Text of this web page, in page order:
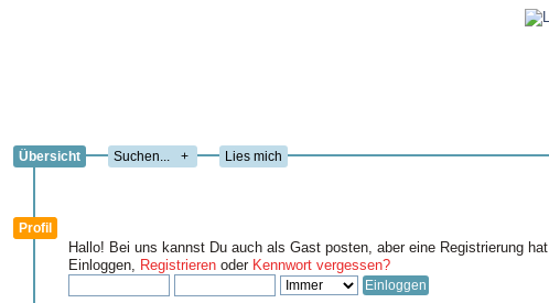
Übersicht + Lies mich
Profil
Hallo! Bei uns kannst Du auch als Gast posten, aber eine Registrierung hat
Einloggen, Registrieren oder Kennwort vergessen?